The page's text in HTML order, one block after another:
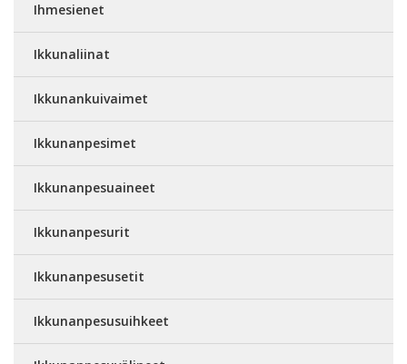
Ihmesienet
Ikkunaliinat
Ikkunankuivaimet
Ikkunanpesimet
Ikkunanpesuaineet
Ikkunanpesurit
Ikkunanpesusetit
Ikkunanpesusuihkeet